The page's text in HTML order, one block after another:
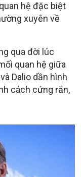
hệ đặc biệt
xuyên về
qua đời lúc
quan hệ giữa
Dalio dần hình
cách cứng rắn,